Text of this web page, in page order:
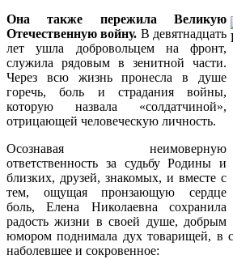
Она также пережила Великую
Отечественную войну. В девятнадцать
лет ушла добровольцем на фронт,
служила рядовым в зенитной части.
Через всю жизнь пронесла в душе
горечь, боль и страдания войны,
которую назвала «солдатчиной»,
отрицающей человеческую личность.
Осознавая неимоверную
ответственность за судьбу Родины и
близких, друзей, знакомых, и вместе с
тем, ощущая пронзающую сердце
боль, Елена Николаевна сохранила
радость жизни в своей душе, добрым
юмором поднимала дух товарищей, в
наболевшее и сокровенное: